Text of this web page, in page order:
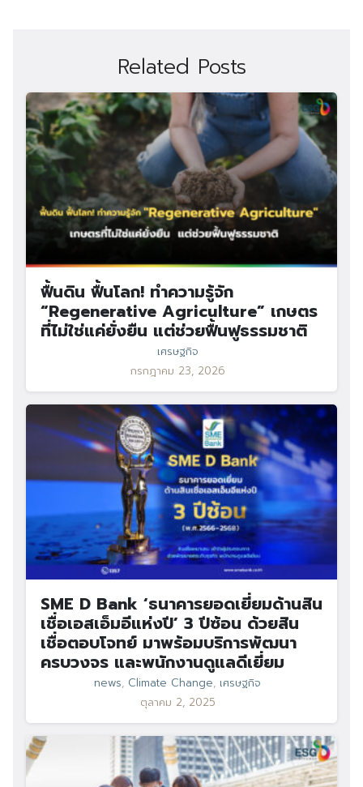
Related Posts
ฟื้นดิน ฟื้นโลก! ทำความรู้จัก
“Regenerative Agriculture” เกษตร
ที่ไม่ใช่แค่ยั่งยืน แต่ช่วยฟื้นฟูธรรมชาติ
เศรษฐกิจ
กรกฎาคม 23, 2026
SME D Bank ‘ธนาคารยอดเยี่ยมด้านสิน
เชื่อเอสเอ็มอีแห่งปี’ 3 ปีซ้อน ด้วยสิน
เชื่อตอบโจทย์ มาพร้อมบริการพัฒนา
ครบวงจร และพนักงานดูแลดีเยี่ยม
news, Climate Change, เศรษฐกิจ
ตุลาคม 2, 2025